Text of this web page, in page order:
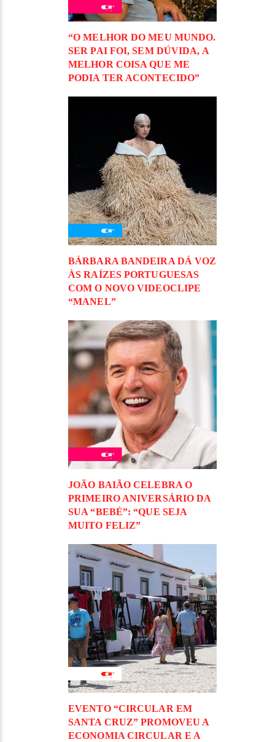
“O MELHOR DO MEU MUNDO.
SER PAI FOI, SEM DÚVIDA, A
MELHOR COISA QUE ME
PODIA TER ACONTECIDO”
BÁRBARA BANDEIRA DÁ VOZ
ÀS RAÍZES PORTUGUESAS
COM O NOVO VIDEOCLIPE
“MANEL”
JOÃO BAIÃO CELEBRA O
PRIMEIRO ANIVERSÁRIO DA
SUA “BEBÉ”: “QUE SEJA
MUITO FELIZ”
EVENTO “CIRCULAR EM
SANTA CRUZ” PROMOVEU A
ECONOMIA CIRCULAR E A